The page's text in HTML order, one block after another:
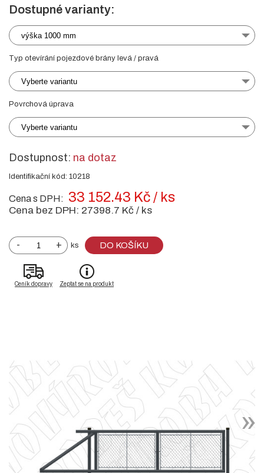
Dostupné varianty:
výška 1000 mm
Typ otevírání pojezdové brány levá / pravá
Vyberte variantu
Povrchová úprava
Vyberte variantu
Dostupnost: na dotaz
Identifikační kód: 10218
Cena s DPH: 33 152.43 Kč / ks
Cena bez DPH: 27398.7 Kč / ks
- + ks DO KOŠÍKU
Ceník dopravy Zeptat se na produkt